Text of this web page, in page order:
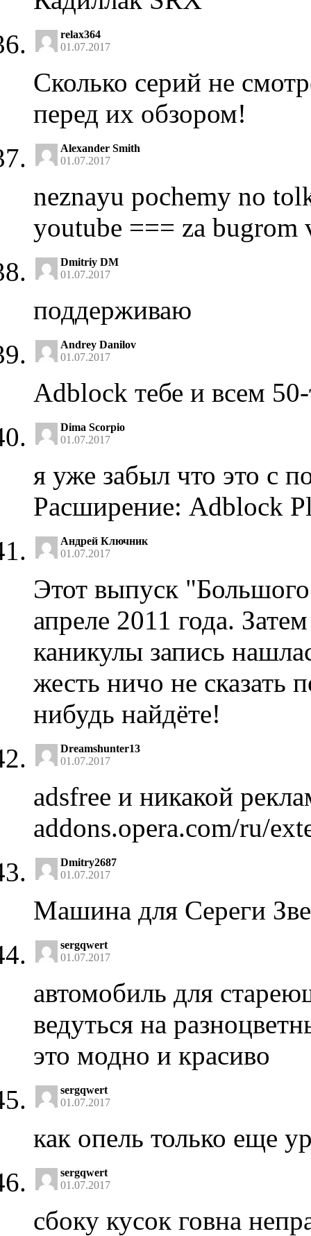
relax364
01.07.2017
Сколько серий не
перед их обзором!
Alexander Smith
01.07.2017
neznayu pochemy no
youtube === za bugrom
Dmitriy DM
01.07.2017
поддерживаю
Andrey Danilov
01.07.2017
Adblock тебе и всем
Dima Scorpio
01.07.2017
я уже забыл что это с
Расширение: Adblock
Андрей Ключник
01.07.2017
Этот выпуск
апреле 2011 года.
каникулы запись
жесть ничо не сказать
нибудь найдёте!
Dreamshunter13
01.07.2017
adsfree и никакой
addons.opera.com/ru/
Dmitry2687
01.07.2017
Машина для Сереги
sergqwert
01.07.2017
автомобиль для
ведуться на
это модно и красиво
sergqwert
01.07.2017
как опель только еще
sergqwert
01.07.2017
сбоку кусок говна